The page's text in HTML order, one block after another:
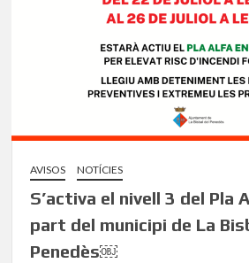
AVISOS NOTÍCIES
S’activa el nivell 3 del Pla
part del municipi de La
Penedès￼